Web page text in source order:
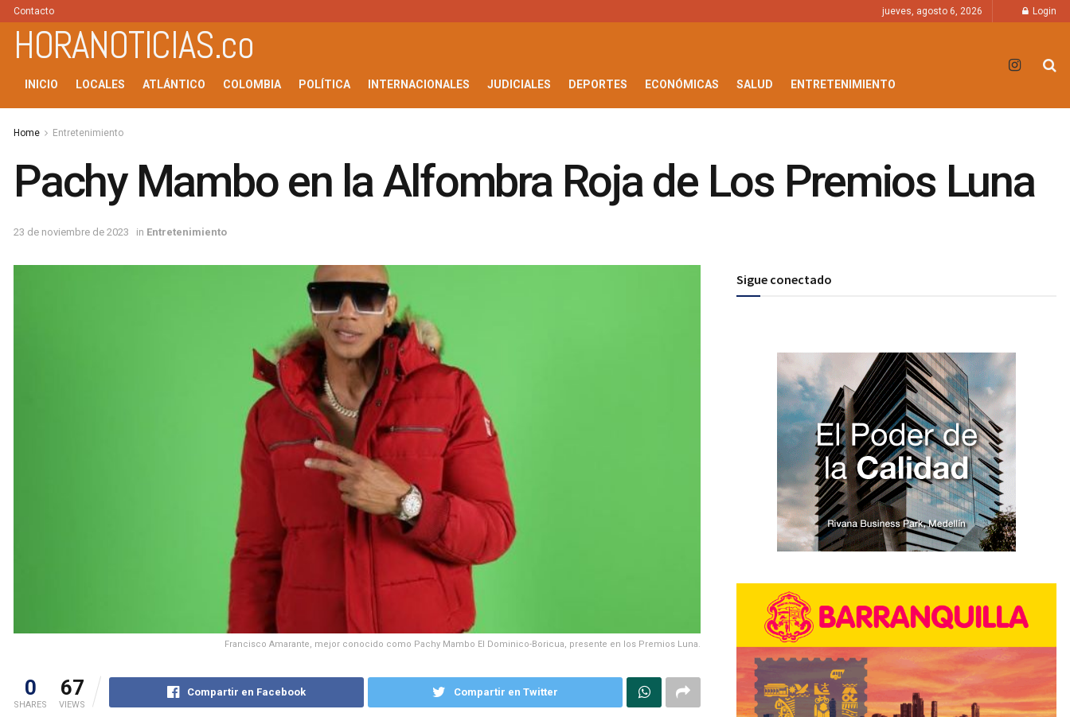
Contacto jueves, agosto 6, 2026 Login
HORANOTICIAS.co
INICIO LOCALES ATLÁNTICO COLOMBIA POLÍTICA INTERNACIONALES JUDICIALES DEPORTES ECONÓMICAS SALUD ENTRETENIMIENTO
Home Entretenimiento
Pachy Mambo en la Alfombra Roja de Los Premios Luna
23 de noviembre de 2023 in Entretenimiento
Francisco Amarante, mejor conocido como Pachy Mambo El Dominico-Boricua, presente en los Premios Luna.
0
SHARES
67
VIEWS
Compartir en Facebook Compartir en Twitter
Sigue conectado